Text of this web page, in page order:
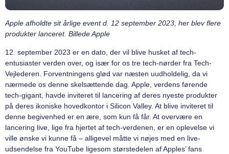
Apple afholdte sit årlige event d. 12 september 2023, her blev flere
produkter lanceret. Billede Apple
12. september 2023 er en dato, der vil blive husket af tech-
entusiaster verden over, og især for os tre tech-nørder fra Tech-
Vejlederen. Forventningens glød var næsten uudholdelig, da vi
nærmede os denne skelsættende dag. Apple, verdens førende
tech-gigant, havde inviteret til lancering af deres nyeste produkter
på deres ikoniske hovedkontor i Silicon Valley. At blive inviteret til
denne begivenhed er en ære, som kun få får. At overvære en
lancering live, lige fra hjertet af tech-verdenen, er en oplevelse vi
ville ønske vi kunne få – alligevel måtte vi nøjes med en live-
udsendelse fra YouTube ligesom størstedelen af Apples’ fans